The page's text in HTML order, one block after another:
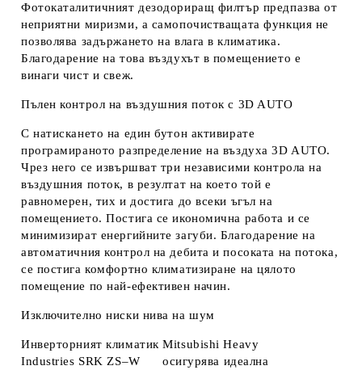
Фотокаталитичният дезодориращ филтър предпазва от
неприятни миризми, а самопочистващата функция не
позволява задържането на влага в климатика.
Благодарение на това въздухът в помещението е
винаги чист и свеж.
Пълен контрол на въздушния поток с 3D AUTO
С натискането на един бутон активирате
програмираното разпределение на въздуха 3D AUTO.
Чрез него се извършват три независими контрола на
въздушния поток, в резултат на което той е
равномерен, тих и достига до всеки ъгъл на
помещението. Постига се икономична работа и се
минимизират енергийните загуби. Благодарение на
автоматичния контрол на дебита и посоката на потока,
се постига комфортно климатизиране на цялото
помещение по най-ефективен начин.
Изключително ниски нива на шум
Инверторният климатик Mitsubishi Heavy
Industries SRK ZS–W осигурява идеална